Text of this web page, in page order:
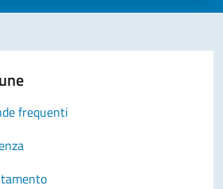
frequenti